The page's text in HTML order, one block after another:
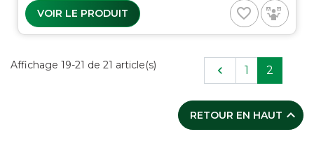
VOIR LE PRODUIT favorite_border
Affichage 19-21 de 21 article(s) Précédent
 1 2
RETOUR EN HAUT 